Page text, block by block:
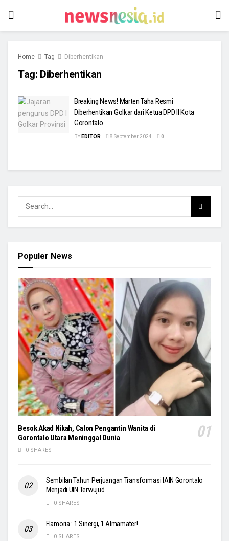
Home Tag Diberhentikan
Tag: Diberhentikan
Breaking News! Marten Taha Resmi
Diberhentikan Golkar dari Ketua DPD II Kota
Gorontalo
BY EDITOR 8 September 2024 0
Populer News
Besok Akad Nikah, Calon Pengantin Wanita di
Gorontalo Utara Meninggal Dunia
0 SHARES
Sembilan Tahun Perjuangan Transformasi IAIN Gorontalo
Menjadi UIN Terwujud
0 SHARES
Flamoria : 1 Sinergi, 1 Almamater!
0 SHARES